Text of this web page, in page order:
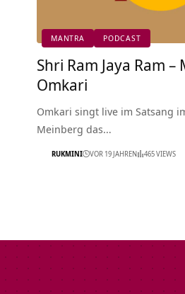
MANTRA PODCAST
Shri Ram Jaya Ram
Omkari
Omkari singt live im Satsang
Meinberg das…
RUKMINI VOR 19 JAHREN 465 VIEWS